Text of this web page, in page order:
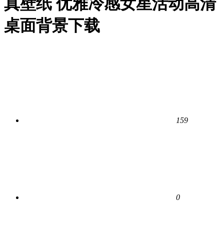
真壁纸 优雅冷感女星活动高清
桌面背景下载
159
0